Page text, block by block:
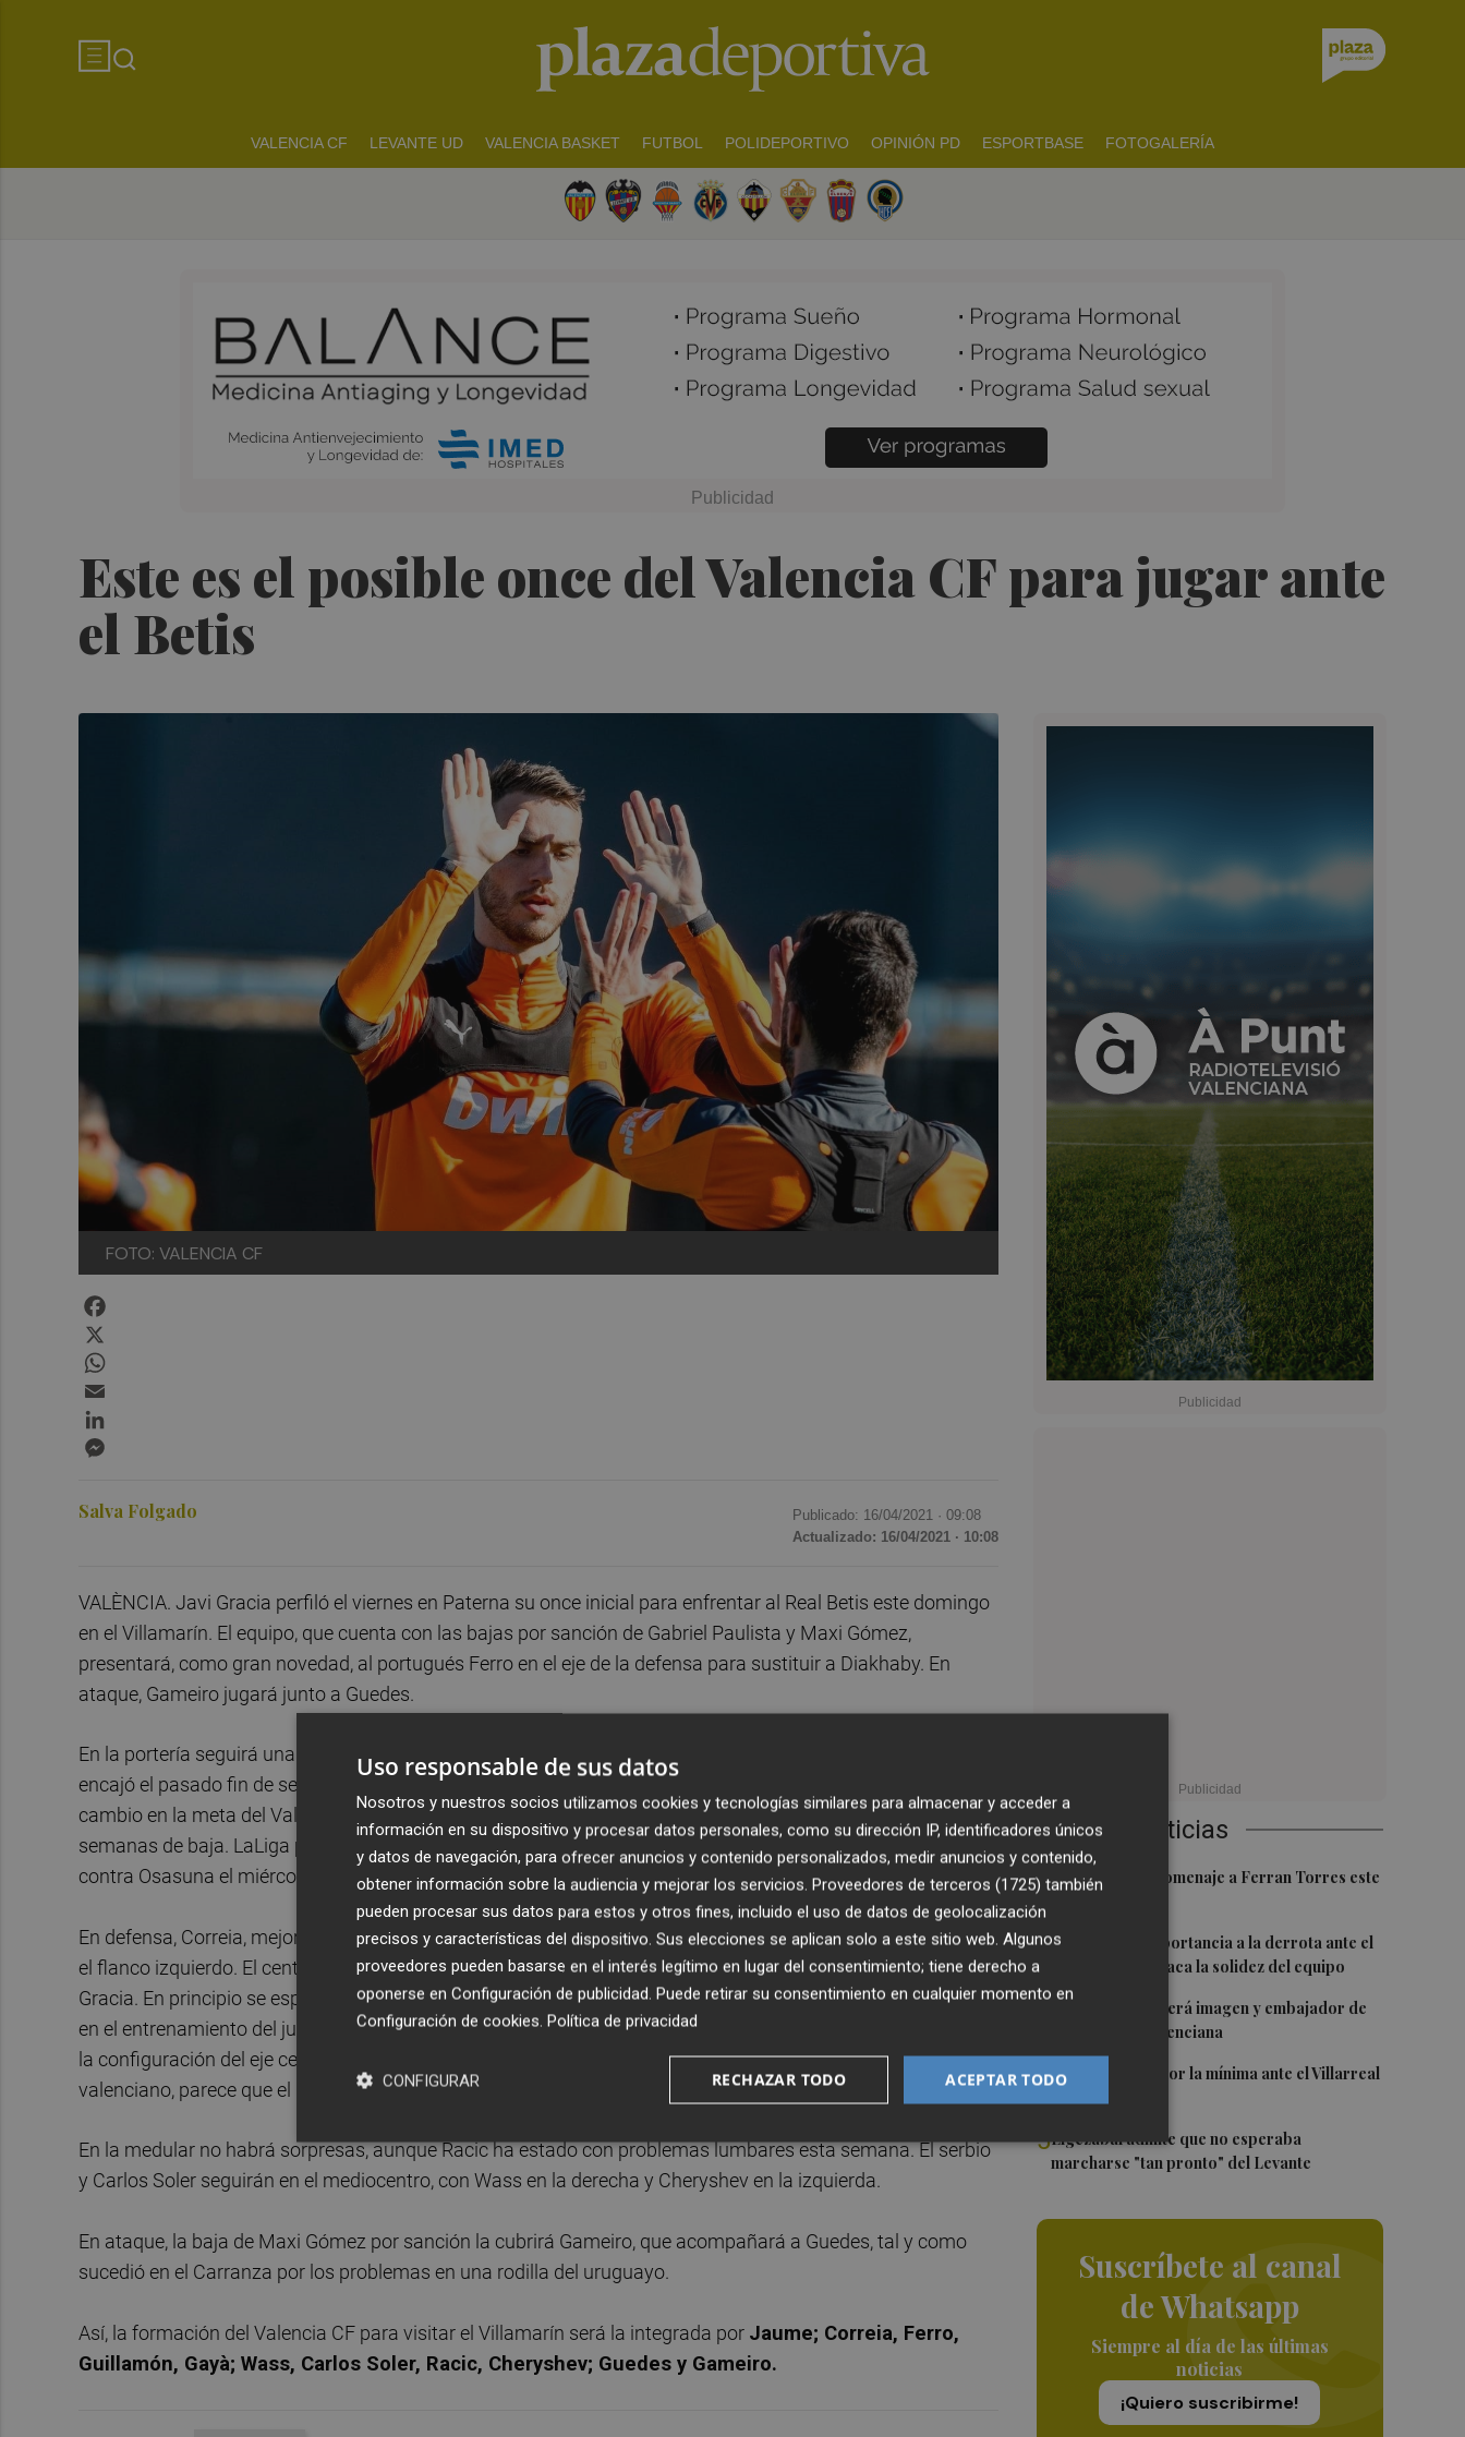
VALENCIA CF LEVANTE UD VALENCIA BASKET FUTBOL POLIDEPORTIVO OPINIÓN PD ESPORTBASE FOTOGALERÍA
Este es el posible once del Valencia CF para jugar ante
el Betis
FOTO: VALENCIA CF
Últimas Noticias
1Foios rendirá homenaje a Ferran Torres este
2Sotelo resta importancia a la derrota ante el
Villarreal y destaca la solidez del equipo
3 Ferran Torres será imagen y embajador de
la Comunitat Valenciana
4El Levante cae por la mínima ante el Villarreal
5Elgezabal admite que no esperaba
marcharse "tan pronto" del Levante
Suscríbete al canal
de Whatsapp
Siempre al día de las últimas
noticias
¡Quiero suscribirme!
Salva Folgado Publicado: 16/04/2021 · 09:08
Actualizado: 16/04/2021 · 10:08
VALÈNCIA. Javi Gracia perfiló el viernes en Paterna su once inicial para enfrentar al Real Betis este domingo
en el Villamarín. El equipo, que cuenta con las bajas por sanción de Gabriel Paulista y Maxi Gómez,
presentará, como gran novedad, al portugués Ferro en el eje de la defensa para sustituir a Diakhaby. En
ataque, Gameiro jugará junto a Guedes.
En la portería seguirá una semana más Jaume Doménech, de nuevo cuestionado tras el segundo gol que
encajó el pasado fin de semana ante la Real Sociedad. La semana que viene será clave para conocer si hay
cambio en la meta del Valencia ya que el holandés Jasper Cillessen estará, en teoría, recuperado tras cuatro
semanas de baja. LaLiga presenta una jornada intersemanal y otra el fin de semana. El Valencia juega
contra Osasuna el miércoles y el domingo enfrenta al Deportivo Alavés.
En defensa, Correia, mejorado y fiable en este tramo final de campeonato, estará en la derecha con Gaya en
el flanco izquierdo. El centro de la zaga registra la baja de Gabriel Paulista y ahí presenta dudas el once de
Gracia. En principio se esperaba que Guillamón entrase por el brasileño y que acompañase a Diakhaby, pero
en el entrenamiento del jueves, y en el del viernes, Gracia alineó a Guillamón y a Ferro y cambió, por sorpresa,
la configuración del eje central de la zaga. Guillamón jugará, y tras dos entrenamientos seguidos junto al
valenciano, parece que el portugués será la gran novedad en el equipo, del que se caerá Diaka.
En la medular no habrá sorpresas, aunque Racic ha estado con problemas lumbares esta semana. El serbio
y Carlos Soler seguirán en el mediocentro, con Wass en la derecha y Cheryshev en la izquierda.
En ataque, la baja de Maxi Gómez por sanción la cubrirá Gameiro, que acompañará a Guedes, tal y como
sucedió en el Carranza por los problemas en una rodilla del uruguayo.
Así, la formación del Valencia CF para visitar el Villamarín será la integrada por Jaume; Correia, Ferro,
Guillamón, Gayà; Wass, Carlos Soler, Racic, Cheryshev; Guedes y Gameiro.
Uso responsable de sus datos
Nosotros y nuestros socios utilizamos cookies y tecnologías similares para almacenar y acceder a
información en su dispositivo y procesar datos personales, como su dirección IP, identificadores únicos
y datos de navegación, para ofrecer anuncios y contenido personalizados, medir anuncios y contenido,
obtener información sobre la audiencia y mejorar los servicios. Proveedores de terceros (1725) también
pueden procesar sus datos para estos y otros fines, incluido el uso de datos de geolocalización
precisos y características del dispositivo. Sus elecciones se aplican solo a este sitio web. Algunos
proveedores pueden basarse en el interés legítimo en lugar del consentimiento; tiene derecho a
oponerse en Configuración de publicidad. Puede retirar su consentimiento en cualquier momento en
Configuración de cookies. Política de privacidad
ACEPTAR TODO
RECHAZAR TODO
CONFIGURAR